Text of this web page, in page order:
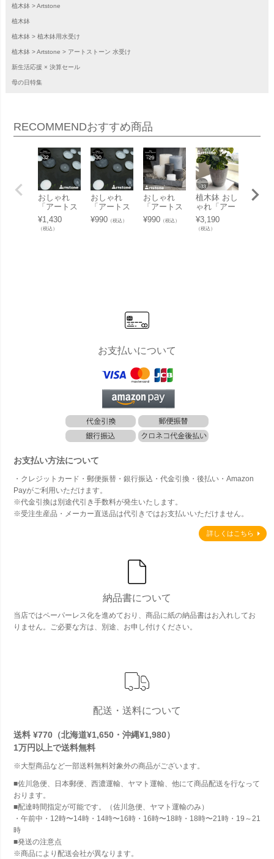
植木鉢 Artstone
植木鉢
植木鉢 植木鉢用水受け
植木鉢 Artstone アートストーン 水受け
新生活応援 × 決算セール
母の日特集
RECOMMENDおすすめ商品
おしゃれ
「アートス
トーン（Art
stone） ク
レールラウ
¥1,430
（税込）
おしゃれ
「アートス
トーン（Art
stone） ク
トープ テラ
¥990（税込）
おしゃれ
「アートス
トーン（Art
stone） エ
ラスト
¥990（税込）
植木鉢 おし
ゃれ「アー
トストーン
（Artston
e） ドルチ
¥3,190
（税込）
植木
お支払いについて
お支払い方法について
・クレジットカード・郵便振替・銀行振込・代金引換・後払い・Amazon
Payがご利用いただけます。
※代金引換は別途代引き手数料が発生いたします。
※受注生産品・メーカー直送品は代引きではお支払いいただけません。
詳しくはこちら
納品書について
当店ではペーパーレス化を進めており、商品に紙の納品書はお入れしてお
りません。ご必要な方は、別途、お申し付けください。
配送・送料について
送料 ¥770（北海道¥1,650・沖縄¥1,980）
1万円以上で送料無料
※大型商品など一部送料無料対象外の商品がございます。
■佐川急便、日本郵便、西濃運輸、ヤマト運輸、他にて商品配送を行なって
おります。
■配達時間指定が可能です。（佐川急便、ヤマト運輸のみ）
・午前中・12時〜14時・14時〜16時・16時〜18時・18時〜21時・19～21
時
■発送の注意点
※商品により配送会社が異なります。